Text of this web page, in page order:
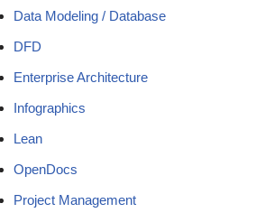
Data Modeling / Database
DFD
Enterprise Architecture
Infographics
Lean
OpenDocs
Project Management